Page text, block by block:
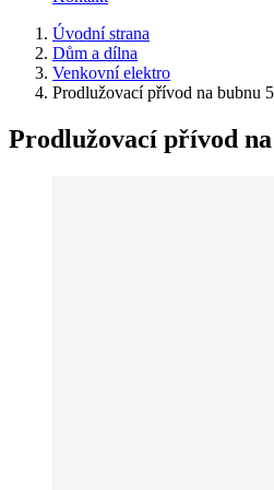
Úvodní strana
Dům a dílna
Venkovní elektro
Prodlužovací přívod na bubnu
Prodlužovací přívod